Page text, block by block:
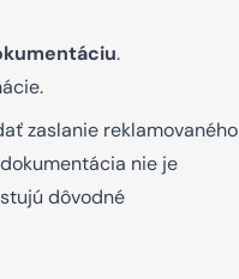
.
zaslanie reklamovaného
nie je
dôvodné